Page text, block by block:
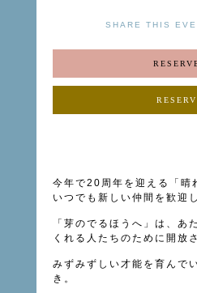
SHARE THIS
今年で20周年を迎える「晴
いつでも新しい仲間を歓迎
「芽のでるほうへ」は、あ
くれる人たちのために開放
みずみずしい才能を育んで
き。